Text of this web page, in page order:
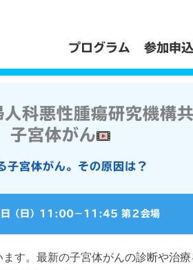
プログラム 参加申
科悪性腫瘍研究機構共
子宮体がん
子宮体がん。その原因は？
（日） 11:00− 11:45 第２会場
す。最新の子宮体がんの診断や治療